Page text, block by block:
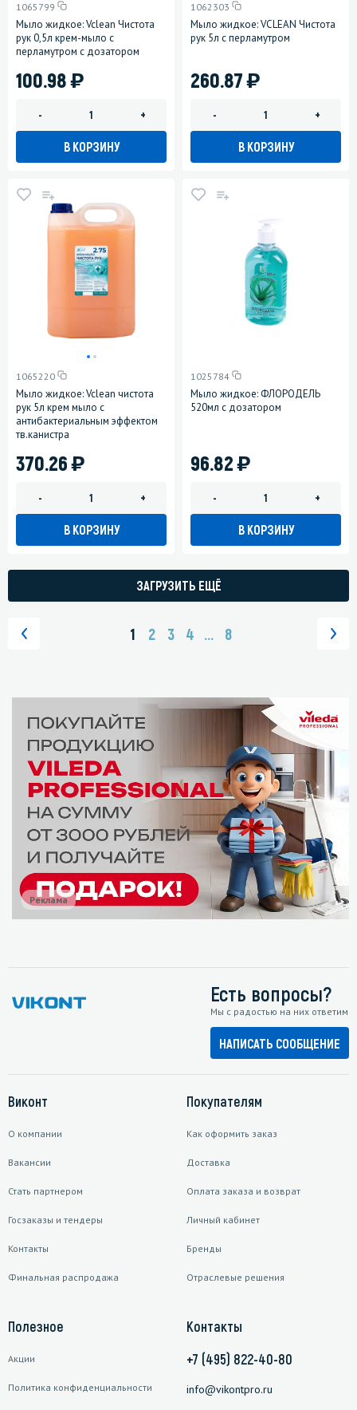
1065799
Мыло жидкое: Vclean Чистота
рук 0,5л крем-мыло с
перламутром c дозатором
100.98)
- +
В КОРЗИНУ
1062303
Мыло жидкое: VCLEAN Чистота
рук 5л с перламутром
260.87)
- +
В КОРЗИНУ
1065220
Мыло жидкое: Vclean чистота
рук 5л крем мыло с
антибактериальным эффектом
тв.канистра
370.26)
- +
В КОРЗИНУ
1025784
Мыло жидкое: ФЛОРОДЕЛЬ
520мл с дозатором
96.82)
- +
В КОРЗИНУ
ЗАГРУЗИТЬ ЕЩЁ
1 2 3 4 ... 8
Реклама
Есть вопросы?
Мы с радостью на них ответим
НАПИСАТЬ СООБЩЕНИЕ
Виконт
О компании
Вакансии
Стать партнером
Госзаказы и тендеры
Контакты
Финальная распродажа
Покупателям
Как оформить заказ
Доставка
Оплата заказа и возврат
Личный кабинет
Бренды
Отраслевые решения
Полезное
Акции
Политика конфиденциальности
Контакты
+7 (495) 822-40-80
info@vikontpro.ru